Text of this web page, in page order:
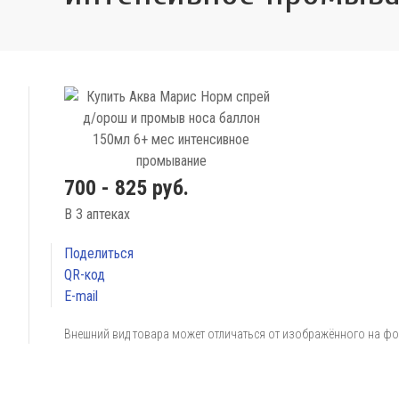
700 - 825 руб.
В 3 аптеках
Поделиться
QR-код
E-mail
Внешний вид товара может отличаться от изображённого на